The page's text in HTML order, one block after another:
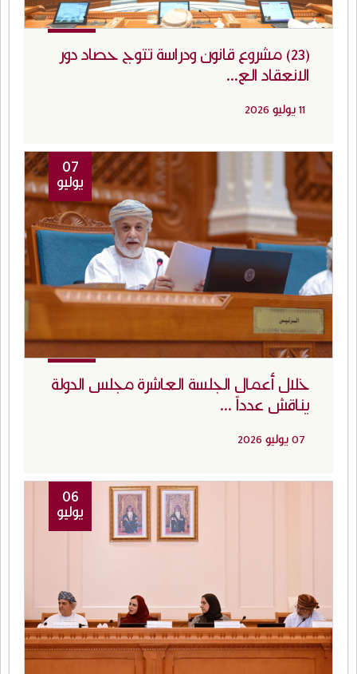
(23) مشروع قانون ودراسة تتوج حصاد دور
الانعقاد الع...
11 يوليو 2026
07
يوليو
خلال أعمال الجلسة العاشرة مجلس الدولة
يناقش عدداً ...
07 يوليو 2026
06
يوليو